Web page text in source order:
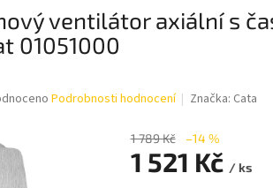
ventilátor axiální s
01051000
Podrobnosti hodnocení Značka: Cata
1 789 Kč –14 %
1 521 Kč / ks